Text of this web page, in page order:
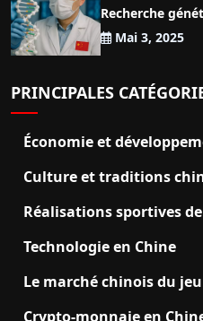
Recherche
Mai 3, 2025
PRINCIPALES
Économie et
Culture et traditions
Réalisations sportives
Technologie en Chine
Le marché chinois du jeu
Crypto-monnaie en